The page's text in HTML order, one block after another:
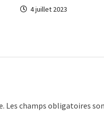
4 juillet 2023
Les champs obligatoires